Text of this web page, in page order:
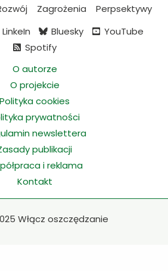
Zagrożenia
Perpsektywy
LinkeIn Bluesky
YouTube
Spotify
O autorze
O projekcie
Polityka cookies
prywatności
newslettera
publikacji
i reklama
Kontakt
Włącz oszczędzanie